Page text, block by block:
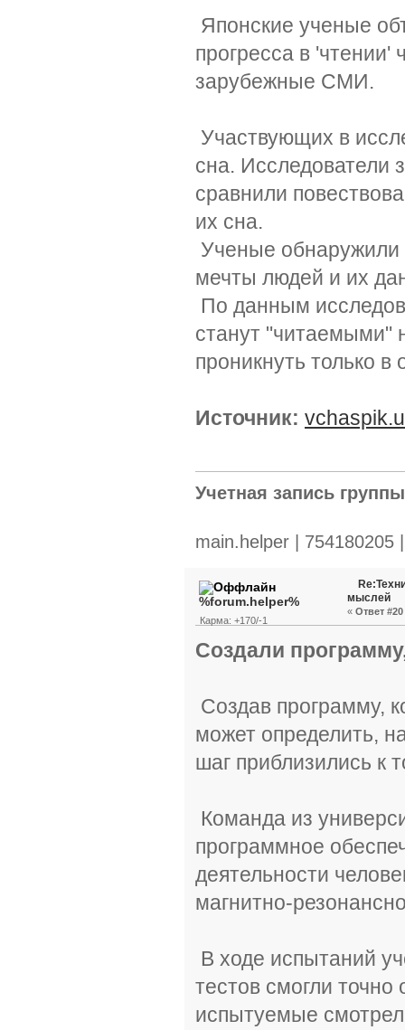
Японские ученые
прогресса в
зарубежные СМИ.
Участвующих в
сна. Исследователи
сравнили
их сна.
Ученые
мечты людей и их
По данным
станут "читаемыми"
проникнуть только
Источник:
Учетная запись
main.helper |
%forum.helper%
Карма: +170/-1
мыслей
« Ответ
Создали
Создав программу,
может определить,
шаг приблизились к
Команда из
программное
деятельности
магнитно-
В ходе испытаний
тестов смогли
испытуемые